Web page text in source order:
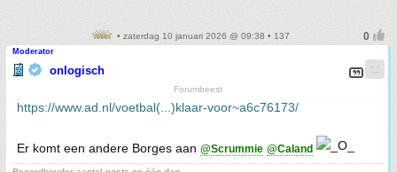
• zaterdag 10 januari 2026 @ 09:38 • 137
Moderator
onlogisch
Forumbeest
https://www.ad.nl/voetbal(...)klaar-voor~a6c76173/
Er komt een andere Borges aan @Scrummie @Caland